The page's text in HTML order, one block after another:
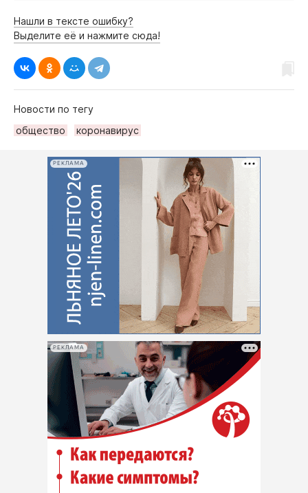
Нашли в тексте ошибку?
Выделите её и нажмите сюда!
Новости по тегу
общество
коронавирус
РЕКЛАМА
РЕКЛАМА